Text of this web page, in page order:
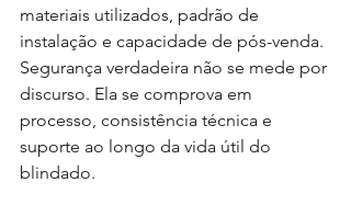
materiais utilizados, padrão de
instalação e capacidade de pós-venda.
Segurança verdadeira não se mede por
discurso. Ela se comprova em
processo, consistência técnica e
suporte ao longo da vida útil do
blindado.